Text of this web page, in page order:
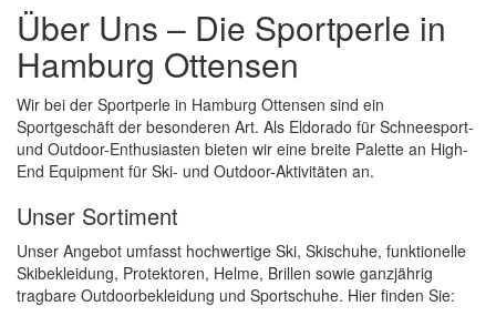
Über Uns – Die Sportperle in
Hamburg Ottensen
Wir bei der Sportperle in Hamburg Ottensen sind ein
Sportgeschäft der besonderen Art. Als Eldorado für Schneesport-
und Outdoor-Enthusiasten bieten wir eine breite Palette an High-
End Equipment für Ski- und Outdoor-Aktivitäten an.
Unser Sortiment
Unser Angebot umfasst hochwertige Ski, Skischuhe, funktionelle
Skibekleidung, Protektoren, Helme, Brillen sowie ganzjährig
tragbare Outdoorbekleidung und Sportschuhe. Hier finden Sie: